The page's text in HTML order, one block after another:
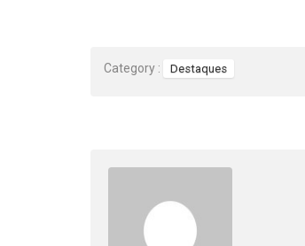
Category : Destaques